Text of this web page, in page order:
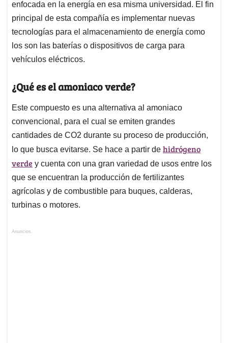
enfocada en la energía en esa misma universidad. El fin
principal de esta compañía es implementar nuevas
tecnologías para el almacenamiento de energía como
los son las baterías o dispositivos de carga para
vehículos eléctricos.
¿Qué es el amoniaco verde?
Este compuesto es una alternativa al amoniaco
convencional, para el cual se emiten grandes
cantidades de CO2 durante su proceso de producción,
lo que busca evitarse. Se hace a partir de hidrógeno
verde y cuenta con una gran variedad de usos entre los
que se encuentran la producción de fertilizantes
agrícolas y de combustible para buques, calderas,
turbinas o motores.
Anuncios.